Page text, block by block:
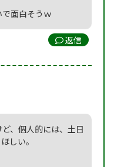
面白そうｗ
返信
、個人的には、土日
しい。